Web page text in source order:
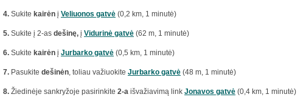
4. Sukite kairėn į Veliuonos gatvė (0,2 km, 1 minutė)
5. Sukite į 2-as dešinę, į Vidurinė gatvė (62 m, 1 minutė)
6. Sukite kairėn į Jurbarko gatvė (0,5 km, 1 minutė)
7. Pasukite dešinėn, toliau važiuokite Jurbarko gatvė (48 m, 1 minutė)
8. Žiedinėje sankryžoje pasirinkite 2-a išvažiavimą link Jonavos gatvė (0,4 km, 1 minutė)